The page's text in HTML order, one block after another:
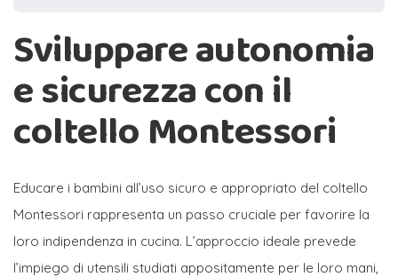
Sviluppare autonomia
e sicurezza con il
coltello Montessori
Educare i bambini all’uso sicuro e appropriato del coltello
Montessori rappresenta un passo cruciale per favorire la
loro indipendenza in cucina. L’approccio ideale prevede
l’impiego di utensili studiati appositamente per le loro mani,